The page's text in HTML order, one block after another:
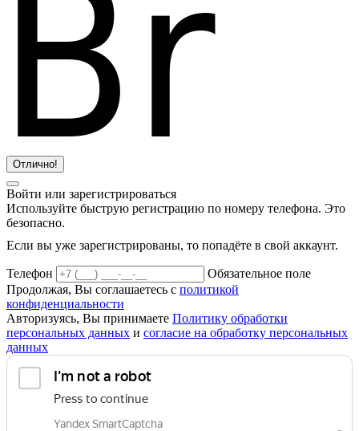
Отлично!
Войти или зарегистрироваться
Используйте быструю регистрацию по номеру телефона. Это
безопасно.
Если вы уже зарегистрированы, то попадёте в свой аккаунт.
Телефон
Обязательное поле
Продолжая, Вы соглашаетесь с политикой
конфиденциальности
Авторизуясь, Вы принимаете Политику обработки
персональных данных и согласие на обработку персональных
данных